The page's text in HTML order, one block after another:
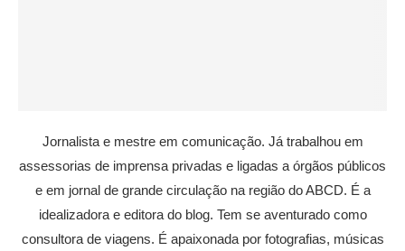
Jornalista e mestre em comunicação. Já trabalhou em
assessorias de imprensa privadas e ligadas a órgãos públicos
e em jornal de grande circulação na região do ABCD. É a
idealizadora e editora do blog. Tem se aventurado como
consultora de viagens. É apaixonada por fotografias, músicas